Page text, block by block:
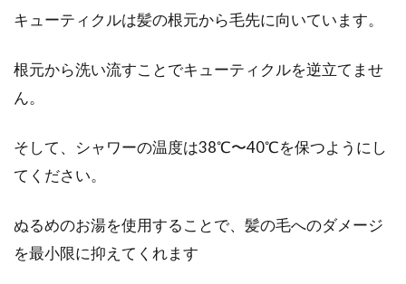
クタートウヒとは？
重ねていくごとに薄毛や白髪に悩まされますよ
頭皮が荒れてしまう原因には、様々なものがあ
キューティクルは髪の根元から毛先に向いています。
根元から洗い流すことでキューティクルを逆立てませ
ん。
そして、シャワーの温度は38℃〜40℃を保つようにし
てください。
ぬるめのお湯を使用することで、髪の毛へのダメージ
を最小限に抑えてくれます